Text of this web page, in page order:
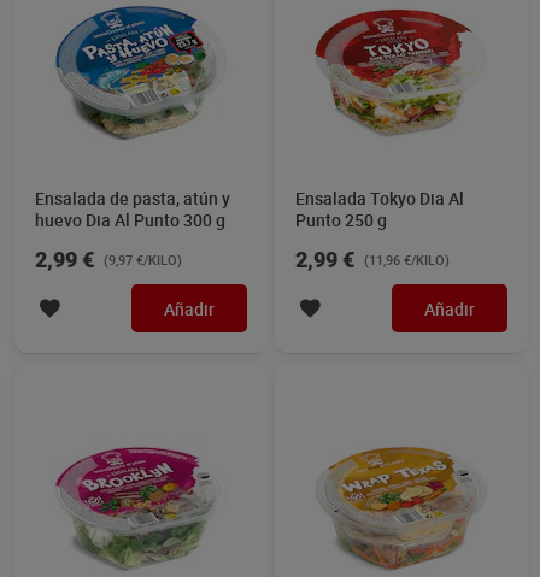
Ensalada de pasta, atún y
huevo Dia Al Punto 300 g
2,99 € (9,97 €/KILO)
Añadir
Ensalada Tokyo Dia Al
Punto 250 g
2,99 € (11,96 €/KILO)
Añadir